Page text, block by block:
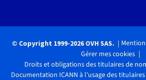
© Copyright 1999-2026 OVH SAS.
Gérer mes cookies
Droits et obligations des titulaires de
Documentation ICANN à l'usage des